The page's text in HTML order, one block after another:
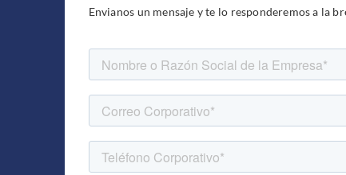
Envianos un mensaje y te lo responderemos a la